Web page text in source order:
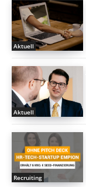
Aktuell
Aktuell
Recruiting